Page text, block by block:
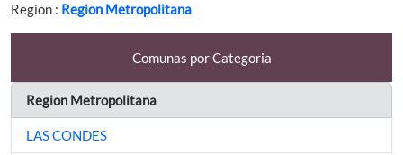
Region : Region Metropolitana
Comunas por Categoria
Region Metropolitana
LAS CONDES